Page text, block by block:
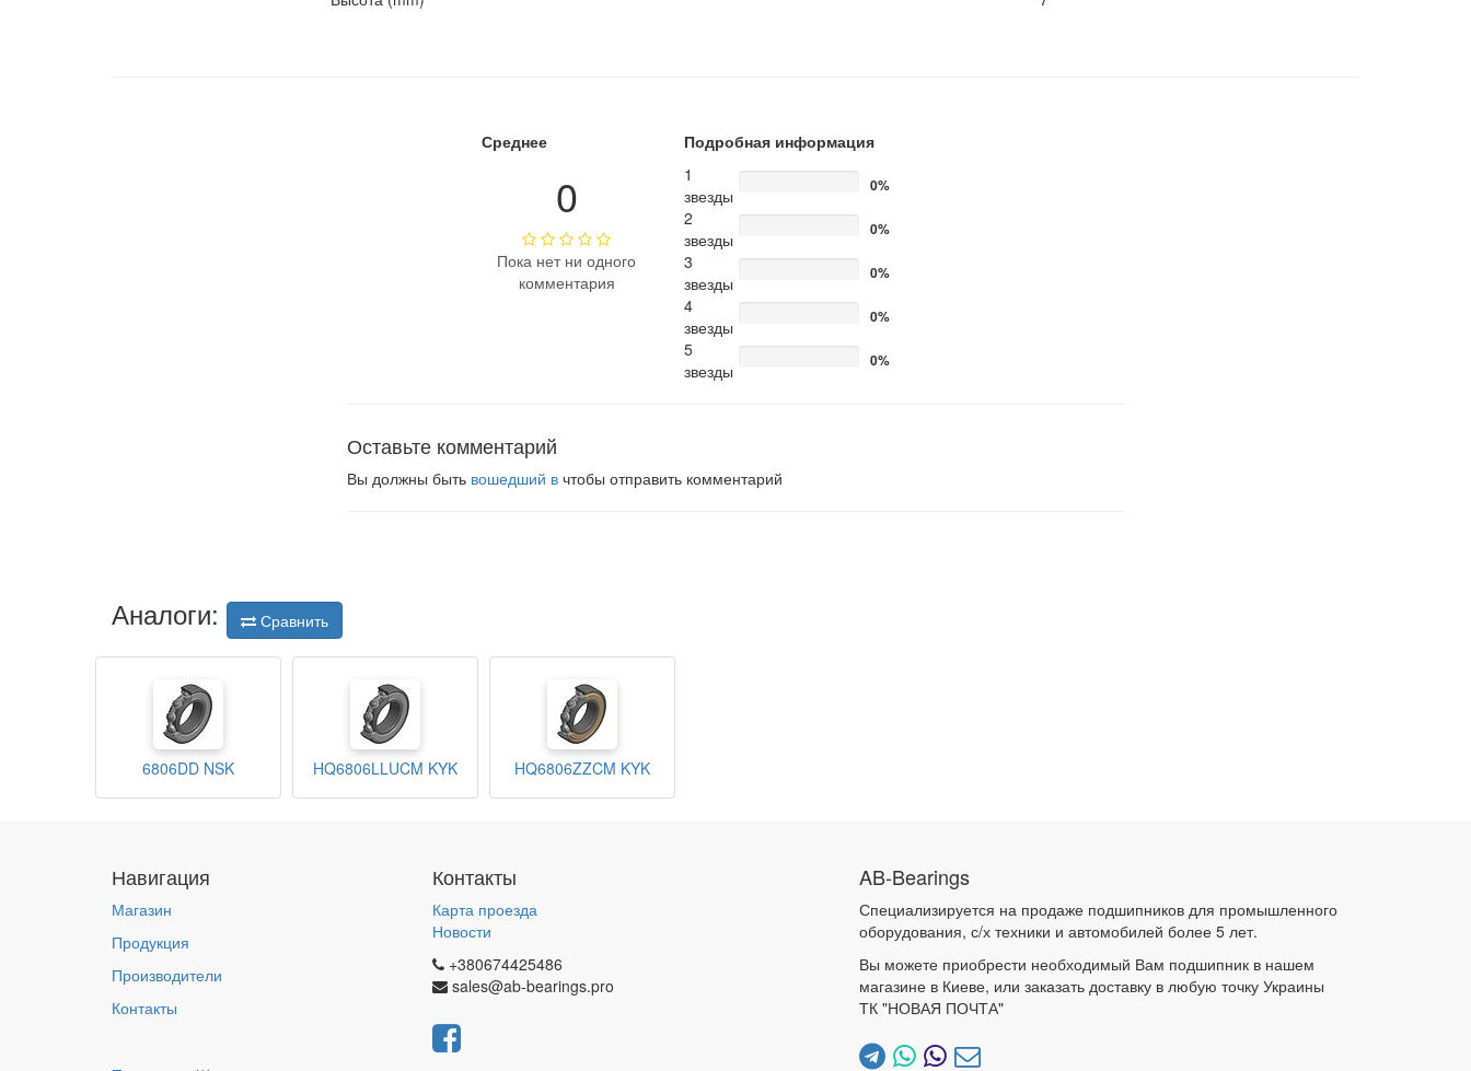
Среднее
0
Пока нет ни одного
комментария
Подробная информация
1
звезды
0%
2
звезды
0%
3
звезды
0%
4
звезды
0%
5
звезды
0%
Оставьте комментарий
Вы должны быть вошедший в чтобы отправить комментарий
Аналоги: Сравнить
6806DD NSK HQ6806LLUCM KYK HQ6806ZZCM KYK
Навигация
Магазин
Продукция
Производители
Контакты
Контакты
Карта проезда
Новости
+380674425486
sales@ab-bearings.pro
AB-Bearings
Специализируется на продаже подшипников для промышленного
оборудования, с/х техники и автомобилей более 5 лет.
Вы можете приобрести необходимый Вам подшипник в нашем
магазине в Киеве, или заказать доставку в любую точку Украины
ТК "НОВАЯ ПОЧТА"